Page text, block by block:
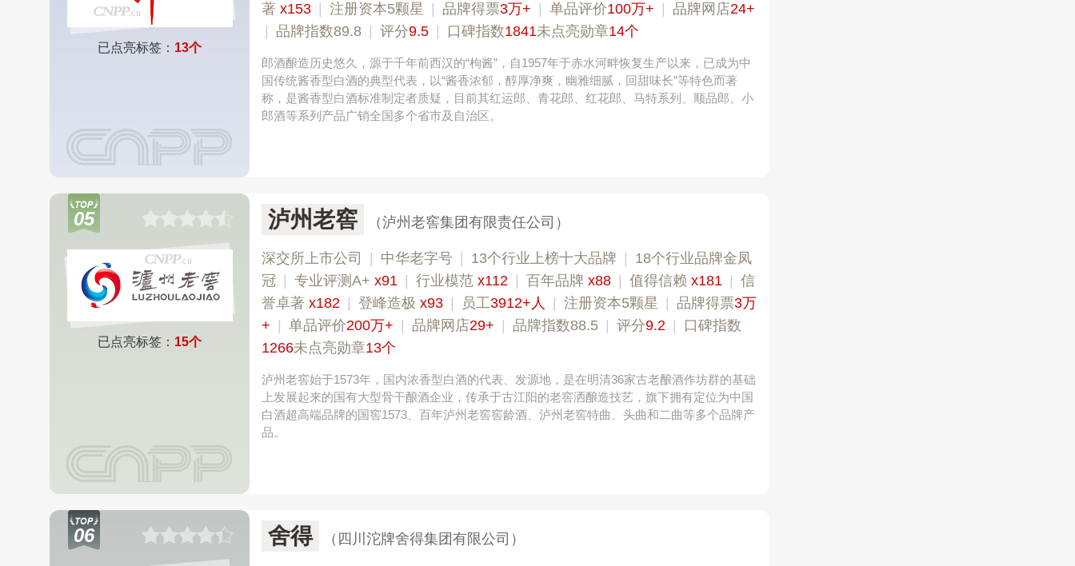
已点亮标签： 13个
著 x153 注册资本5颗星 品牌得票3万+ 单品评价100万+ 品牌网店24+
品牌指数89.8 评分9.5 口碑指数1841未点亮勋章14个
郎酒酿造历史悠久，源于千年前西汉的“枸酱”，自1957年于赤水河畔恢复生产以来，已成为中
国传统酱香型白酒的典型代表，以“酱香浓郁，醇厚净爽，幽雅细腻，回甜味长”等特色而著
称，是酱香型白酒标准制定者质疑，目前其红运郎、青花郎、红花郎、马特系列、顺品郎、小
郎酒等系列产品广销全国多个省市及自治区。
05
已点亮标签： 15个
泸州老窖 （泸州老窖集团有限责任公司）
深交所上市公司 中华老字号 13个行业上榜十大品牌
18个行业品牌金凤
冠
专业评测A+ x91 行业模范 x112 百年品牌 x88 值得信赖 x181
信
誉卓著 x182 登峰造极 x93 员工3912+人 注册资本5颗星 品牌得票3万
+
单品评价200万+ 品牌网店29+ 品牌指数88.5 评分9.2
口碑指数
1266未点亮勋章13个
泸州老窖始于1573年，国内浓香型白酒的代表、发源地，是在明清36家古老酿酒作坊群的基础
上发展起来的国有大型骨干酿酒企业，传承于古江阳的老窖洒酿造技艺，旗下拥有定位为中国
白酒超高端品牌的国窖1573、百年泸州老窖窖龄酒、泸州老窖特曲、头曲和二曲等多个品牌产
品。
06 舍得 （四川沱牌舍得集团有限公司）